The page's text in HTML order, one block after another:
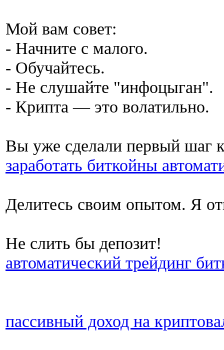
Мой вам совет:
- Начните с малого.
- Обучайтесь.
- Не слушайте "инфоцыган".
- Крипта — это волатильно.
Вы уже сделали первый шаг
заработать биткойны
Делитесь своим опытом. Я
Не слить бы депозит!
автоматический трейдинг
пассивный доход на